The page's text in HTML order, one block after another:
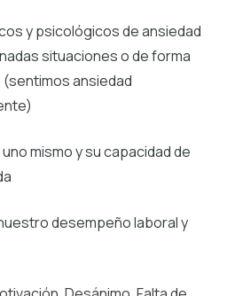
y psicológicos de ansiedad
situaciones o de forma
ansiedad
mismo y su capacidad de
desempeño laboral y